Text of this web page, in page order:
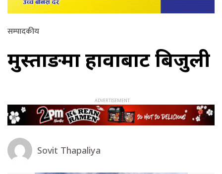
सम्पादकीय
मुस्ताङमा हावाबाट बिजुली
Sovit Thapaliya